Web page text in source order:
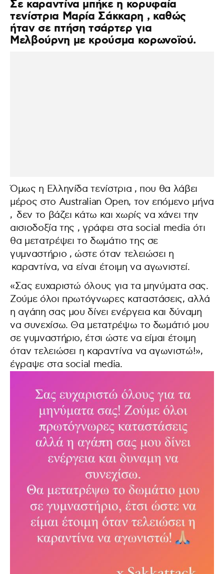
Σε καραντίνα μπήκε η κορυφαία
τενίστρια Μαρία Σάκκαρη , καθώς
ήταν σε πτήση τσάρτερ για
Μελβούρνη με κρούσμα κορωνοϊού.
Όμως η Ελληνίδα τενίστρια , που θα λάβει
μέρος στο Australian Open, τον επόμενο μήνα
, δεν το βάζει κάτω και χωρίς να χάνει την
αισιοδοξία της , γράφει στα social media ότι
θα μετατρέψει το δωμάτιο της σε
γυμναστήριο , ώστε όταν τελειώσει η
καραντίνα, να είναι έτοιμη να αγωνιστεί.
«Σας ευχαριστώ όλους για τα μηνύματα σας.
Ζούμε όλοι πρωτόγνωρες καταστάσεις, αλλά
η αγάπη σας μου δίνει ενέργεια και δύναμη
να συνεχίσω. Θα μετατρέψω το δωμάτιό μου
σε γυμναστήριο, έτσι ώστε να είμαι έτοιμη
όταν τελειώσει η καραντίνα να αγωνιστώ!»,
έγραψε στα social media.